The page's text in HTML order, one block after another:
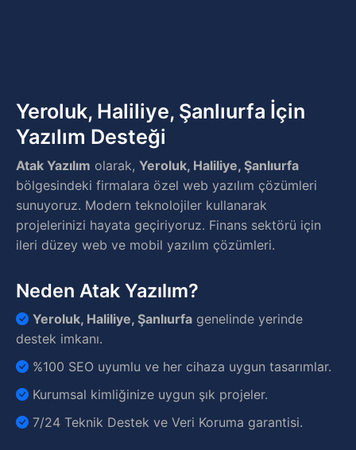
Yeroluk, Haliliye, Şanlıurfa İçin
Yazılım Desteği
Atak Yazılım olarak, Yeroluk, Haliliye, Şanlıurfa
bölgesindeki firmalara özel web yazılım çözümleri
sunuyoruz. Modern teknolojiler kullanarak
projelerinizi hayata geçiriyoruz. Finans sektörü için
ileri düzey web ve mobil yazılım çözümleri.
Neden Atak Yazılım?
Yeroluk, Haliliye, Şanlıurfa genelinde yerinde
destek imkanı.
%100 SEO uyumlu ve her cihaza uygun tasarımlar.
Kurumsal kimliğinize uygun şık projeler.
7/24 Teknik Destek ve Veri Koruma garantisi.